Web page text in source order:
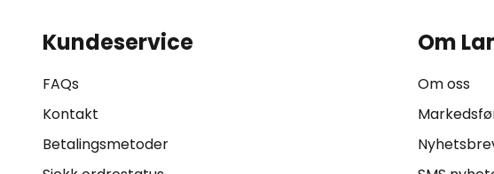
Kundeservice
FAQs
Kontakt
Betalingsmetoder
Om
Om oss